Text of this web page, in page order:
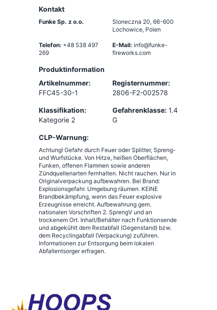
Kontakt
Funke Sp. z o.o. Sloneczna 20, 66-600
Lochowice, Polen
Telefon: +48 538 497
269
E-Mail: info@funke-
fireworks.com
Produktinformation
Artikelnummer:
FFC45-30-1
Registernummer:
2806-F2-002578
Klassifikation:
Kategorie 2
Gefahrenklasse: 1.4
G
CLP-Warnung:
Achtung! Gefahr durch Feuer oder Splitter, Spreng-
und Wurfstücke. Von Hitze, heißen Oberflächen,
Funken, offenen Flammen sowie anderen
Zündquellenarten fernhalten. Nicht rauchen. Nur in
Originalverpackung aufbewahren. Bei Brand:
Explosionsgefahr. Umgebung räumen. KEINE
Brandbekämpfung, wenn das Feuer explosive
Erzeugnisse erreicht. Aufbewahrung gem.
nationalen Vorschriften 2. SprengV und an
trockenem Ort. Inhalt/Behälter nach Funktionsende
und abgekühlt dem Restabfall (Gegenstand) bzw.
dem Recyclingabfall (Verpackung) zuführen.
Informationen zur Entsorgung beim lokalen
Abfallentsorger erfragen.